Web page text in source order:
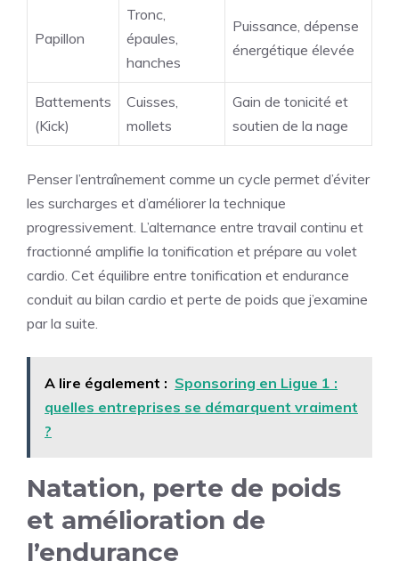
Papillon
Tronc,
épaules,
hanches
Puissance, dépense
énergétique élevée
Battements
(Kick)
Cuisses,
mollets
Gain de tonicité et
soutien de la nage
Penser l’entraînement comme un cycle permet d’éviter
les surcharges et d’améliorer la technique
progressivement. L’alternance entre travail continu et
fractionné amplifie la tonification et prépare au volet
cardio. Cet équilibre entre tonification et endurance
conduit au bilan cardio et perte de poids que j’examine
par la suite.
A lire également : Sponsoring en Ligue 1 :
quelles entreprises se démarquent vraiment
?
Natation, perte de poids
et amélioration de
l’endurance